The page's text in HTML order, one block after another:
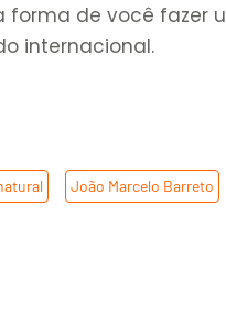
forma de você fazer
internacional.
João Marcelo Barreto